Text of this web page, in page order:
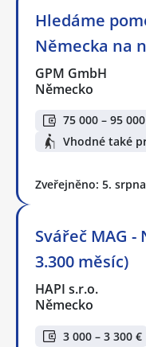
Hledáme
Německa na
GPM GmbH
Německo
75 000 – 95
Vhodné také
Zveřejněno: 5. srpna
Svářeč MAG -
3.300 měsíc)
HAPI s.r.o.
Německo
3 000 – 3 300 €